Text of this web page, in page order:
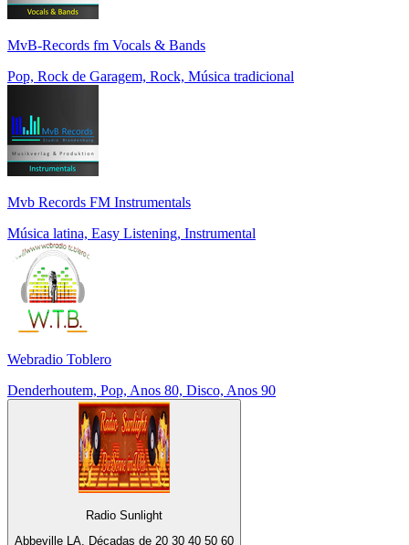
MvB-Records fm Vocals & Bands
Pop, Rock de Garagem, Rock, Música tradicional
Mvb Records FM Instrumentals
Música latina, Easy Listening, Instrumental
Webradio Toblero
Denderhoutem, Pop, Anos 80, Disco, Anos 90
Radio Sunlight
Abbeville LA, Décadas de 20 30 40 50 60